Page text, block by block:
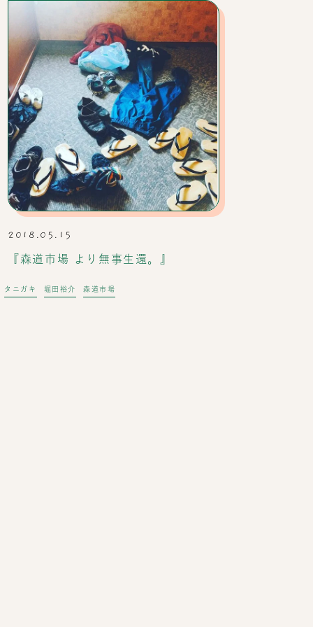
2018.05.15
『森道市場 より無事生還。』
タニガキ 堀田裕介 森道市場